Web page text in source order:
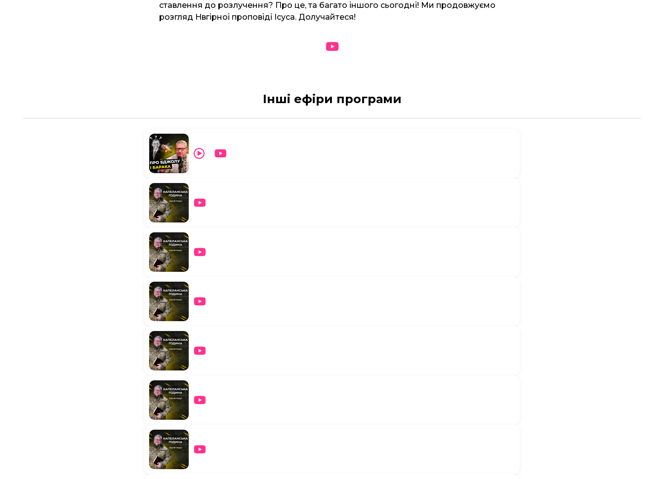
ставлення до розлучення? Про це, та багато іншого сьогодні! Ми продовжуємо
розгляд Нвгірноі проповіді Ісуса. Долучайтеся!
Інші ефіри програми